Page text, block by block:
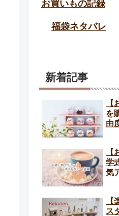
お買いもの記録
福袋ネタバレ
新着記事
を
由
学
気
ス